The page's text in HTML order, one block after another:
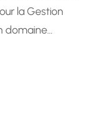
la Gestion
domaine
les flux